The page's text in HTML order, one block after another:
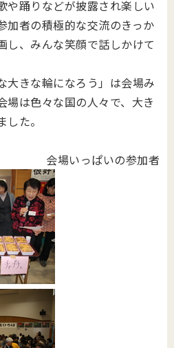
や踊りなどが披露され楽しい
加者の積極的な交流のきっか
し、みんな笑顔で話しかけて
大きな輪になろう」は会場み
場は色々な国の人々で、大き
た。
いの参加者